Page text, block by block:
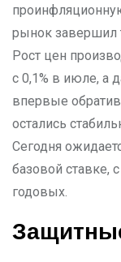
рынок завершил
Рост цен
с 0,1% в июле, а
впервые
остались
Сегодня
базовой ставке,
годовых.